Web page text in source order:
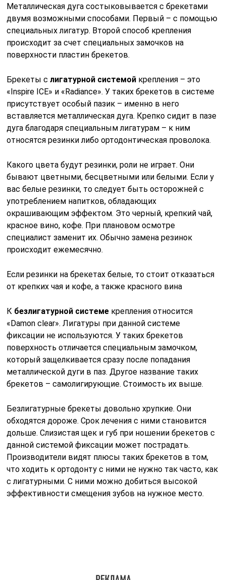
Металлическая дуга состыковывается с брекетами
двумя возможными способами. Первый – с помощью
специальных лигатур. Второй способ крепления
происходит за счет специальных замочков на
поверхности пластин брекетов.
Брекеты слигатурной системой крепления – это
«Inspire ICE» и «Radiance». У таких брекетов в системе
присутствует особый пазик – именно в него
вставляется металлическая дуга. Крепко сидит в пазе
дуга благодаря специальным лигатурам – к ним
относятся резинки либо ортодонтическая проволока.
Какого цвета будут резинки, роли не играет. Они
бывают цветными, бесцветными или белыми. Если у
вас белые резинки, то следует быть осторожней с
употреблением напитков, обладающих
окрашивающим эффектом. Это черный, крепкий чай,
красное вино, кофе. При плановом осмотре
специалист заменит их. Обычно замена резинок
происходит ежемесячно.
Если резинки на брекетах белые, то стоит отказаться
от крепких чая и кофе, а также красного вина
К безлигатурной системе крепления относится
«Damon clear». Лигатуры при данной системе
фиксации не используются. У таких брекетов
поверхность отличается специальным замочком,
который защелкивается сразу после попадания
металлической дуги в паз. Другое название таких
брекетов – самолигирующие. Стоимость их выше.
Безлигатурные брекеты довольно хрупкие. Они
обходятся дороже. Срок лечения с ними становится
дольше. Слизистая щек и губ при ношении брекетов с
данной системой фиксации может пострадать.
Производители видят плюсы таких брекетов в том,
что ходить к ортодонту с ними не нужно так часто, как
с лигатурными. С ними можно добиться высокой
эффективности смещения зубов на нужное место.